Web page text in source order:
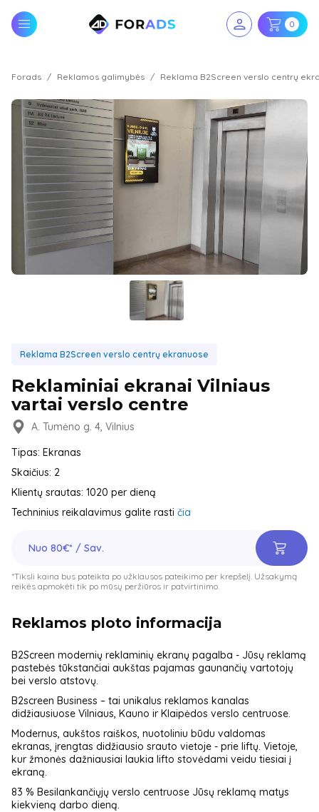
0
Forads Reklamos galimybės Reklama B2Screen verslo centrų
Reklama B2Screen verslo centrų ekranuose
Reklaminiai ekranai Vilniaus
vartai verslo centre
A. Tumėno g. 4, Vilnius
Tipas: Ekranas
Skaičius: 2
Klientų srautas: 1020 per dieną
Techninius reikalavimus galite rasti čia
Nuo 80€* / Sav.
*Tiksli kaina bus pateikta po užklausos pateikimo per krepšelį. Užsakymą
reikės apmokėti tik po mūsų peržiūros ir patvirtinimo.
Reklamos ploto informacija
B2Screen modernių reklaminių ekranų pagalba - Jūsų reklamą
pastebės tūkstančiai aukštas pajamas gaunančių vartotojų
bei verslo atstovų.
B2screen Business – tai unikalus reklamos kanalas
didžiausiuose Vilniaus, Kauno ir Klaipėdos verslo centruose.
Modernus, aukštos raiškos, nuotoliniu būdu valdomas
ekranas, įrengtas didžiausio srauto vietoje - prie liftų. Vietoje,
kur žmonės dažniausiai laukia lifto stovėdami veidu tiesiai į
ekraną.
83 % Besilankančiųjų verslo centruose Jūsų reklamą matys
kiekvieną darbo dieną.